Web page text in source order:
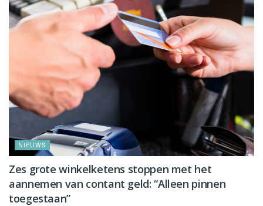
NIEUWS
Zes grote winkelketens stoppen met het
aannemen van contant geld: “Alleen pinnen
toegestaan”